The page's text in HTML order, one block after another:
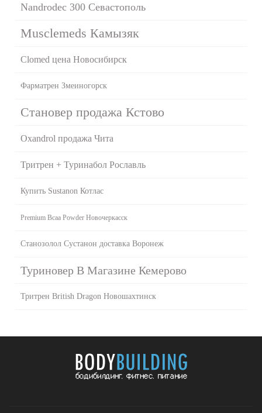
Nandrodec 300 Севастополь
Musclemeds Камызяк
Clomed цена Новосибирск
Фарматрен Змеиногорск
Становер продажа Кстово
Oxandrol продажа Чита
Тритрен + Туринабол Рославль
Купить Sustanon Котлас
Premium Bcaa Powder Новочеркасск
Станозолол Сустанон доставка Воронеж
Туриновер В Магазине Кемерово
Тритрен British Dragon Новошахтинск